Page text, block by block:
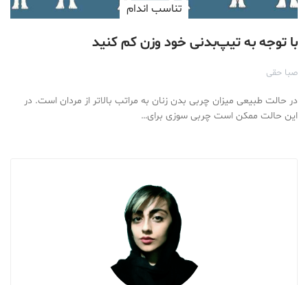
تناسب اندام
با توجه به تیپ‌بدنی خود وزن کم کنید
صبا حقی
در حالت طبیعی میزان چربی بدن زنان به مراتب بالاتر از مردان است. در
این حالت ممکن است چربی سوزی برای…